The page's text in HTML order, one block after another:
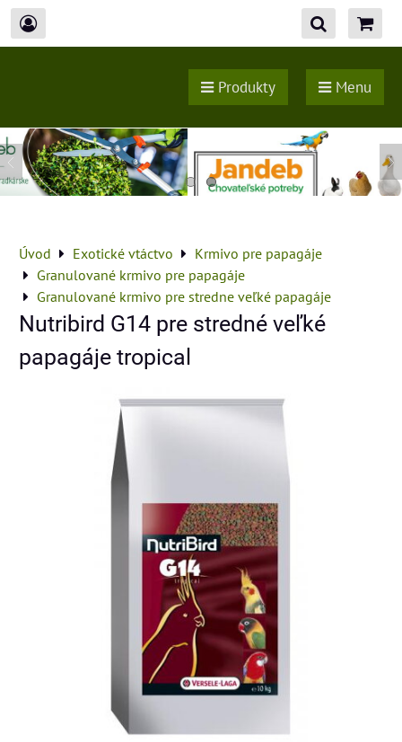
Produkty Menu
Úvod Exotické vtáctvo
Krmivo pre papagáje
Granulované krmivo pre papagáje
Granulované krmivo pre stredne veľké papagáje
Nutribird G14 pre stredné veľké
papagáje tropical